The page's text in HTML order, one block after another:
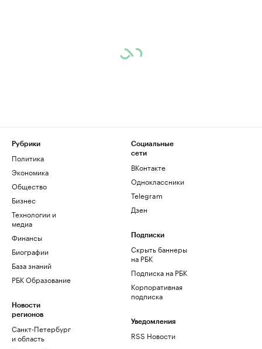
Рубрики
Политика
Экономика
Общество
Бизнес
Технологии и
медиа
Финансы
Биографии
База знаний
РБК Образование
Новости
регионов
Санкт-Петербург
и область
Социальные
сети
ВКонтакте
Одноклассники
Telegram
Дзен
Подписки
Скрыть баннеры
на РБК
Подписка на РБК
Корпоративная
подписка
Уведомления
RSS Новости